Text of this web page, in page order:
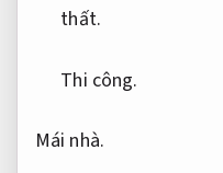
thất.
Thi công.
Mái nhà.